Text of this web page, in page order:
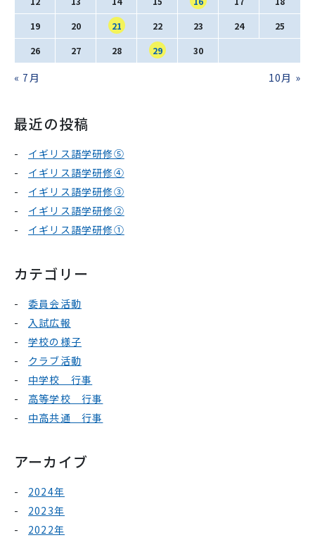
19 20 21 22 23 24 25
26 27 28 29 30
« 7月 10月 »
最近の投稿
イギリス語学研修⑤
イギリス語学研修④
イギリス語学研修③
イギリス語学研修②
イギリス語学研修①
カテゴリー
委員会活動
入試広報
学校の様子
クラブ活動
中学校 行事
高等学校 行事
中高共通 行事
アーカイブ
2024年
2023年
2022年